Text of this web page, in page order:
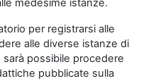
medesime istanze.
per registrarsi alle
alle diverse istanze di
possibile procedere
pubblicate sulla